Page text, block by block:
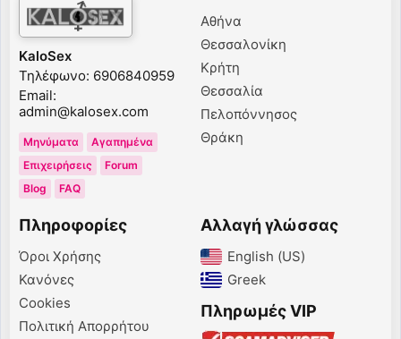
KaloSex
Τηλέφωνο: 6906840959
Email:
admin@kalosex.com
Μηνύματα
Αγαπημένα
Επιχειρήσεις
Forum
Blog
FAQ
Αθήνα
Θεσσαλονίκη
Κρήτη
Θεσσαλία
Πελοπόννησος
Θράκη
Πληροφορίες
Όροι Χρήσης
Κανόνες
Cookies
Πολιτική Απορρήτου
Αλλαγή γλώσσας
English (US)‎
Greek‎
Πληρωμές VIP